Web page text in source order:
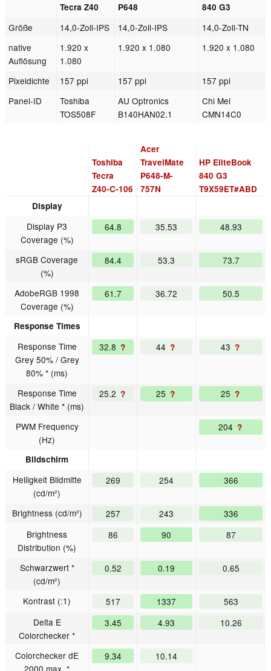
Tecra Z40
P648
840 G3
Größe 14,0-Zoll-IPS 14,0-Zoll-IPS
14,0-Zoll-TN
native
Auflösung
1.920 x
1.080
1.920 x 1.080 1.920 x 1.080
Pixeldichte 157 ppi 157 ppi
157 ppi
Panel-ID
Toshiba
TOS508F
AU Optronics
B140HAN02.1
Chi Mei
CMN14C0
Toshiba
Tecra
Z40-C-106
Acer
TravelMate
P648-M-
757N
HP EliteBook
840 G3
T9X59ET#ABD
Display
Display P3
Coverage (%)
64.8 35.53 48.93
sRGB Coverage
(%)
84.4 53.3 73.7
AdobeRGB 1998
Coverage (%)
61.7 36.72 50.5
Response Times
Response Time
Grey 50% / Grey
80% * (ms)
32.8 ? 44 ? 43 ?
Response Time
Black / White * (ms)
25.2 ? 25 ? 25 ?
PWM Frequency
(Hz)
204 ?
Bildschirm
Helligkeit Bildmitte
(cd/m²)
269 254 366
Brightness (cd/m²) 257 243
336
Brightness
Distribution (%)
86 90 87
Schwarzwert *
(cd/m²)
0.52 0.19 0.65
Kontrast (:1) 517 1337
563
Delta E
Colorchecker *
3.45 4.93 10.26
Colorchecker dE
2000 max. *
9.34 10.14